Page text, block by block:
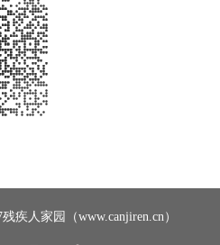
疾人家园（www.canjiren.cn）